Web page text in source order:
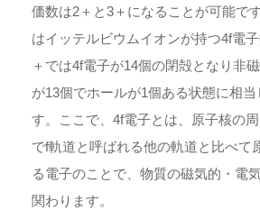
価数は2＋と3＋になることが可能で
はイッテルビウムイオンが持つ4f電
＋では4f電子が14個の閉殻となり非
が13個でホールが1個ある状態に相当
す。ここで、4f電子とは、原子核の
でf軌道と呼ばれる他の軌道と比べて
る電子のことで、物質の磁気的・電
関わります。